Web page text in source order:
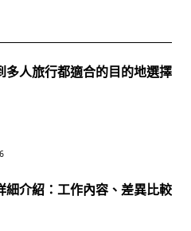
多人旅行都適合的目的地選擇
介紹：工作內容、差異比較